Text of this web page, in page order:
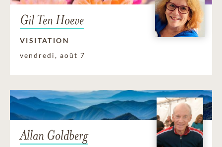
Gil Ten Hoeve
VISITATION
vendredi, août 7
Allan Goldberg